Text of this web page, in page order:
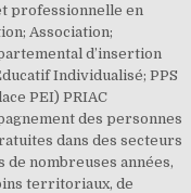
professionnelle en
Association;
d’insertion
Individualisé; PPS
PEI) PRIAC
des personnes
dans des secteurs
nombreuses années,
territoriaux, de